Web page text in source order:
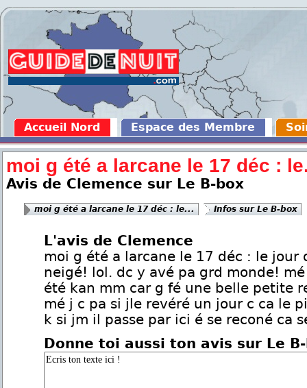
Accueil Nord Espace des Membre
moi g été a larcane le 17 déc :
Avis de Clemence sur Le B-box
moi g été a larcane le 17 déc : le... Infos sur Le B-box
L'avis de Clemence
moi g été a larcane le 17 déc : le jour
neigé! lol. dc y avé pa grd monde!
été kan mm car g fé une belle petite
mé j c pa si jle revéré un jour c ca le
k si jm il passe par ici é se reconé ca
Donne toi aussi ton avis sur Le